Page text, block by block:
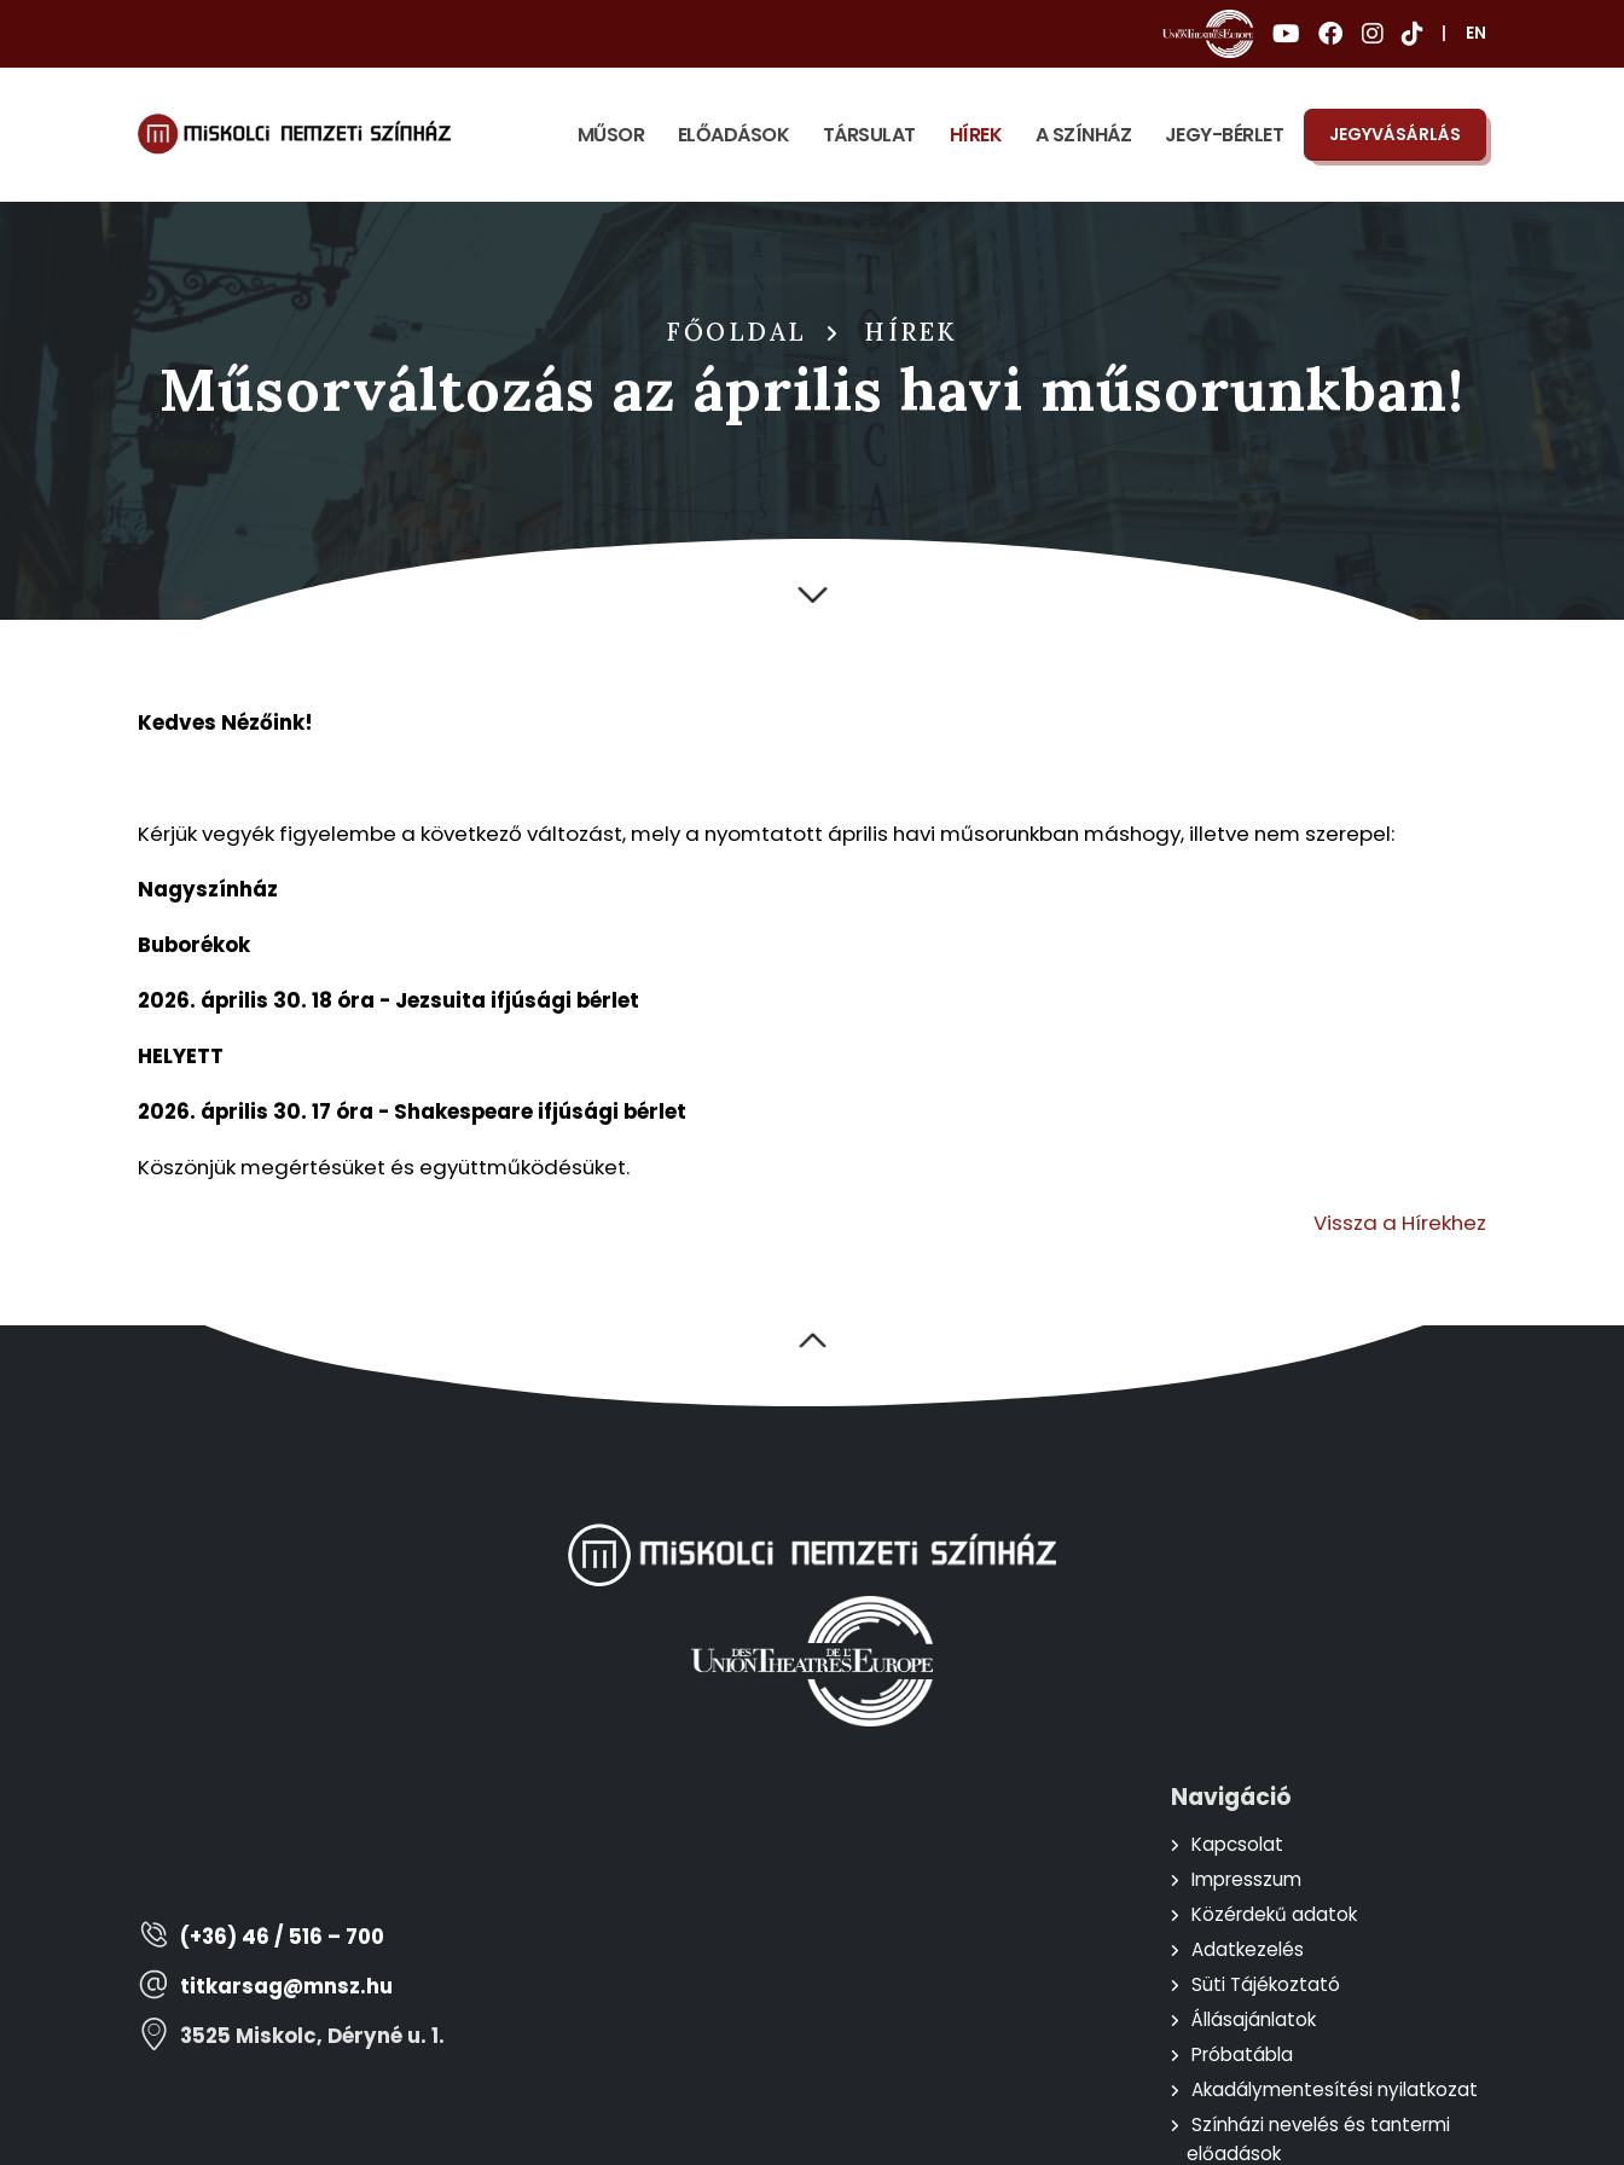
EN
MŰSOR ELŐADÁSOK TÁRSULAT HÍREK A SZÍNHÁZ JEGY-BÉRLET JEGYVÁSÁRLÁS
FŐOLDAL HÍREK
Műsorváltozás az április havi műsorunkban!
Kedves Nézőink!
Kérjük vegyék figyelembe a következő változást, mely a nyomtatott április havi műsorunkban máshogy, illetve nem szerepel:
Nagyszínház
Buborékok
2026. április 30. 18 óra - Jezsuita ifjúsági bérlet
HELYETT
2026. április 30. 17 óra - Shakespeare ifjúsági bérlet
Köszönjük megértésüket és együttműködésüket.
Vissza a Hírekhez
(+36) 46 / 516 – 700
titkarsag@mnsz.hu
3525 Miskolc, Déryné u. 1.
Navigáció
Kapcsolat
Impresszum
Közérdekű adatok
Adatkezelés
Süti Tájékoztató
Állásajánlatok
Próbatábla
Akadálymentesítési nyilatkozat
Színházi nevelés és tantermi
előadások